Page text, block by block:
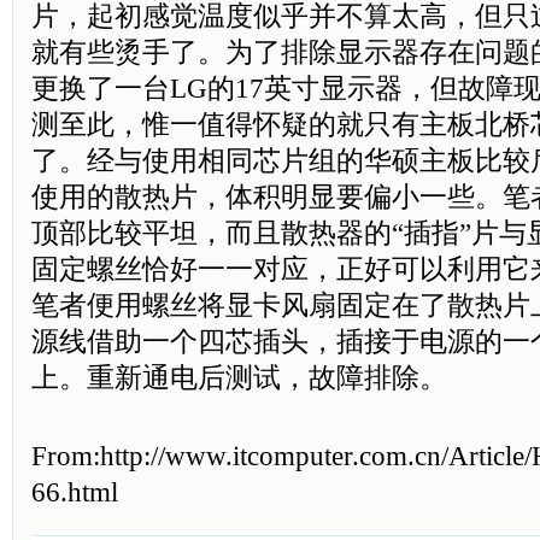
片，起初感觉温度似乎并不算太高，但
就有些烫手了。为了排除显示器存在问
更换了一台LG的17英寸显示器，但故障
测至此，惟一值得怀疑的就只有主板北
了。经与使用相同芯片组的华硕主板比
使用的散热片，体积明显要偏小一些。
顶部比较平坦，而且散热器的“插指”片与
固定螺丝恰好一一对应，正好可以利用
笔者便用螺丝将显卡风扇固定在了散热
源线借助一个四芯插头，插接于电源的
上。重新通电后测试，故障排除。
From:http://www.itcomputer.com.cn/Article/
66.html